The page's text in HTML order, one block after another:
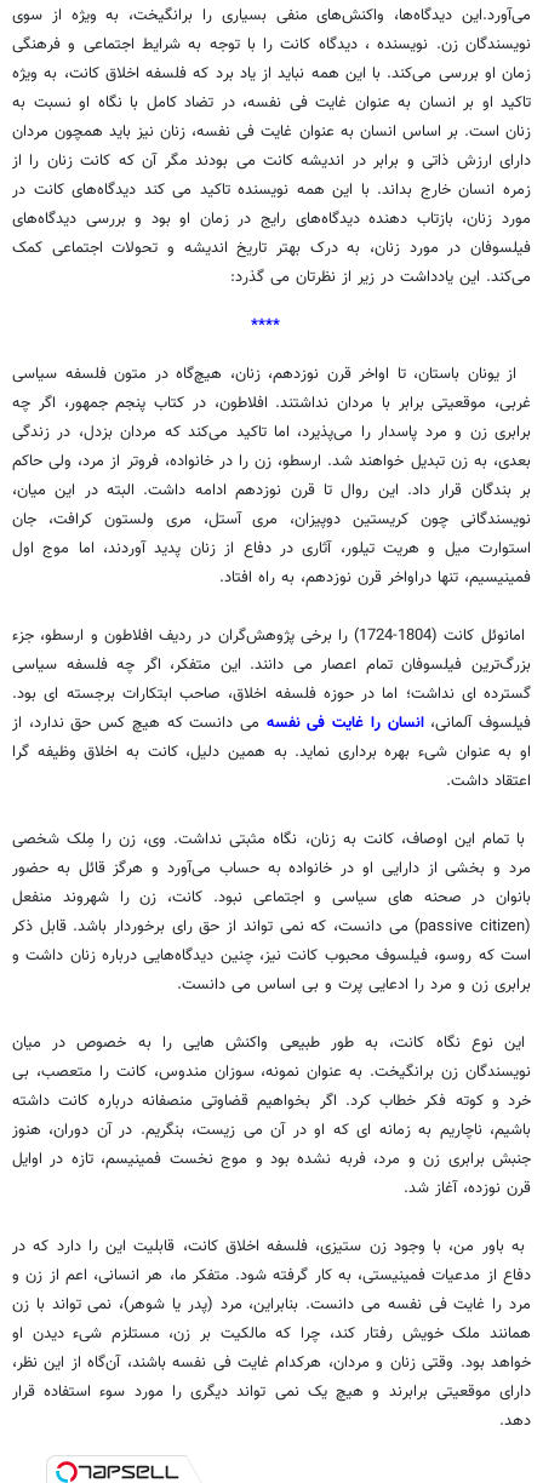
می‌آورد.این دیدگاه‌ها، واکنش‌های منفی بسیاری را برانگیخت، به ویژه از سوی
نویسندگان زن. نویسنده ، دیدگاه کانت را با توجه به شرایط اجتماعی و فرهنگی
زمان او بررسی می‌کند. با این همه نباید از یاد برد که فلسفه اخلاق کانت، به ویژه
تاکید او بر انسان به عنوان غایت فی نفسه، در تضاد کامل با نگاه او نسبت به
زنان است. بر اساس انسان به عنوان غایت فی نفسه، زنان نیز باید همچون مردان
دارای ارزش ذاتی و برابر در اندیشه کانت می بودند مگر آن که کانت زنان را از
زمره انسان خارج بداند. با این همه نویسنده تاکید می کند دیدگاه‌های کانت در
مورد زنان، بازتاب دهنده دیدگاه‌های رایج در زمان او بود و بررسی دیدگاه‌های
فیلسوفان در مورد زنان، به درک بهتر تاریخ اندیشه و تحولات اجتماعی کمک
می‌کند. این یادداشت در زیر از نظرتان می گذرد:
****
از یونان باستان، تا اواخر قرن نوزدهم، زنان، هیچ‌گاه در متون فلسفه سیاسی
غربی، موقعیتی برابر با مردان نداشتند. افلاطون، در کتاب پنجم جمهور، اگر چه
برابری زن و مرد پاسدار را می‌پذیرد، اما تاکید می‌کند که مردان بزدل، در زندگی
بعدی، به زن تبدیل خواهند شد. ارسطو، زن را در خانواده، فروتر از مرد، ولی حاکم
بر بندگان قرار داد. این روال تا قرن نوزدهم ادامه داشت. البته در این میان،
نویسندگانی چون کریستین دوپیزان، مری آستل، مری ولستون کرافت، جان
استوارت میل و هریت تیلور، آثاری در دفاع از زنان پدید آوردند، اما موج اول
فمینیسیم، تنها دراواخر قرن نوزدهم، به راه افتاد.
امانوئل کانت (1804-1724) را برخی پژوهش‌گران در ردیف افلاطون و ارسطو، جزء
بزرگ‌ترین فیلسوفان تمام اعصار می دانند. این متفکر، اگر چه فلسفه سیاسی
گسترده ای نداشت؛ اما در حوزه فلسفه اخلاق، صاحب ابتکارات برجسته ای بود.
فیلسوف آلمانی،انسان را غایت فی نفسه می دانست که هیچ کس حق ندارد، از
او به عنوان شیء بهره برداری نماید. به همین دلیل، کانت به اخلاق وظیفه گرا
اعتقاد داشت.
با تمام این اوصاف، کانت به زنان، نگاه مثبتی نداشت. وی، زن را مِلک شخصی
مرد و بخشی از دارایی او در خانواده به حساب می‌آورد و هرگز قائل به حضور
بانوان در صحنه های سیاسی و اجتماعی نبود. کانت، زن را شهروند منفعل
(passive citizen) می دانست، که نمی تواند از حق رای برخوردار باشد. قابل ذکر
است که روسو، فیلسوف محبوب کانت نیز، چنین دیدگاه‌هایی درباره زنان داشت و
برابری زن و مرد را ادعایی پرت و بی اساس می دانست.
این نوع نگاه کانت، به طور طبیعی واکنش هایی را به خصوص در میان
نویسندگان زن برانگیخت. به عنوان نمونه، سوزان مندوس، کانت را متعصب، بی
خرد و کوته فکر خطاب کرد. اگر بخواهیم قضاوتی منصفانه درباره کانت داشته
باشیم، ناچاریم به زمانه ای که او در آن می زیست، بنگریم. در آن دوران، هنوز
جنبش برابری زن و مرد، فربه نشده بود و موج نخست فمینیسم، تازه در اوایل
قرن نوزده، آغاز شد.
به باور من، با وجود زن ستیزی، فلسفه اخلاق کانت، قابلیت این را دارد که در
دفاع از مدعیات فمینیستی، به کار گرفته شود. متفکر ما، هر انسانی، اعم از زن و
مرد را غایت فی نفسه می دانست. بنابراین، مرد (پدر یا شوهر)، نمی تواند با زن
همانند ملک خویش رفتار کند، چرا که مالکیت بر زن، مستلزم شیء دیدن او
خواهد بود. وقتی زنان و مردان، هرکدام غایت فی نفسه باشند، آن‌گاه از این نظر،
دارای موقعیتی برابرند و هیچ یک نمی تواند دیگری را مورد سوء استفاده قرار
دهد.